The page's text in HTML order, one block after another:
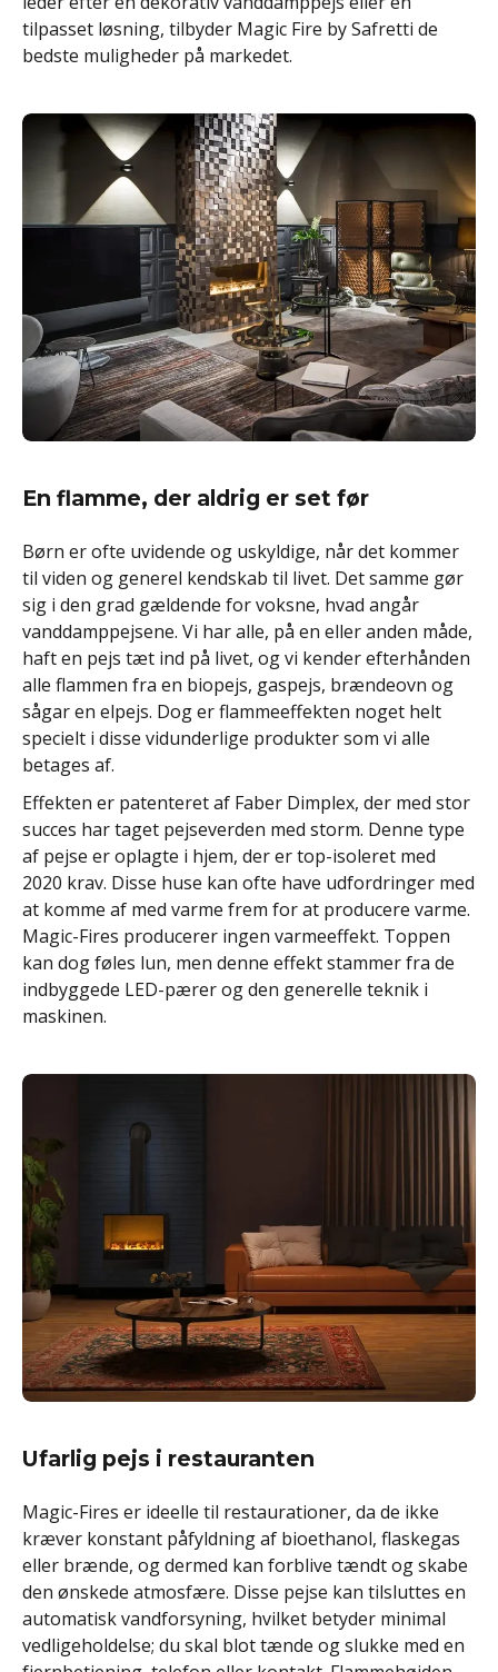
tilpasset løsning, tilbyder Magic Fire by Safretti de
bedste muligheder på markedet.
En flamme, der aldrig er set før
Børn er ofte uvidende og uskyldige, når det kommer
til viden og generel kendskab til livet. Det samme gør
sig i den grad gældende for voksne, hvad angår
vanddamppejsene. Vi har alle, på en eller anden måde,
haft en pejs tæt ind på livet, og vi kender efterhånden
alle flammen fra en biopejs, gaspejs, brændeovn og
sågar en elpejs. Dog er flammeeffekten noget helt
specielt i disse vidunderlige produkter som vi alle
betages af.
Effekten er patenteret af Faber Dimplex, der med stor
succes har taget pejseverden med storm. Denne type
af pejse er oplagte i hjem, der er top-isoleret med
2020 krav. Disse huse kan ofte have udfordringer med
at komme af med varme frem for at producere varme.
Magic-Fires producerer ingen varmeeffekt. Toppen
kan dog føles lun, men denne effekt stammer fra de
indbyggede LED-pærer og den generelle teknik i
maskinen.
Ufarlig pejs i restauranten
Magic-Fires er ideelle til restaurationer, da de ikke
kræver konstant påfyldning af bioethanol, flaskegas
eller brænde, og dermed kan forblive tændt og skabe
den ønskede atmosfære. Disse pejse kan tilsluttes en
automatisk vandforsyning, hvilket betyder minimal
vedligeholdelse; du skal blot tænde og slukke med en